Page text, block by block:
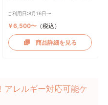
ご利用日:8月16日〜
￥6,500〜 （税込）
商品詳細を見る
アレルギー対応可能ケ